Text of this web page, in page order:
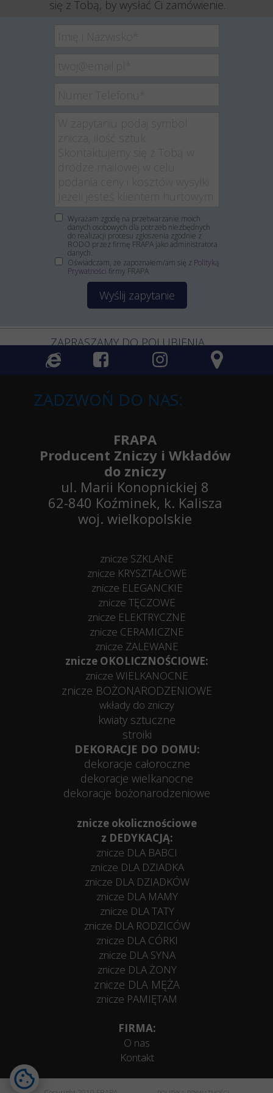
się z Tobą, by wysłać Ci zamówienie.
Wyrażam zgodę na przetwarzanie moich
danych osobowych dla potrzeb niezbędnych
do realizacji procesu zgłoszenia zgodnie z
RODO przez firmę FRAPA jako administratora
danych.
Oświadczam, że zapoznałem/am się z Polityką
Prywatności firmy FRAPA
Wyślij zapytanie
ZAPRASZAMY DO POLUBIENIA
ZADZWOŃ DO NAS:
FRAPA
Producent Zniczy i Wkładów
do zniczy
ul. Marii Konopnickiej 8
62-840 Koźminek, k. Kalisza
woj. wielkopolskie
znicze SZKLANE
znicze KRYSZTAŁOWE
znicze ELEGANCKIE
znicze TĘCZOWE
znicze ELEKTRYCZNE
znicze CERAMICZNE
znicze ZALEWANE
znicze OKOLICZNOŚCIOWE:
znicze WIELKANOCNE
znicze BOŻONARODZENIOWE
wkłady do zniczy
kwiaty sztuczne
stroiki
DEKORACJE DO DOMU:
dekoracje całoroczne
dekoracje wielkanocne
dekoracje bożonarodzeniowe
znicze okolicznościowe
z DEDYKACJĄ:
znicze DLA BABCI
znicze DLA DZIADKA
znicze DLA DZIADKÓW
znicze DLA MAMY
znicze DLA TATY
znicze DLA RODZICÓW
znicze DLA CÓRKI
znicze DLA SYNA
znicze DLA ŻONY
znicze DLA MĘŻA
znicze PAMIĘTAM
FIRMA:
O nas
Kontakt